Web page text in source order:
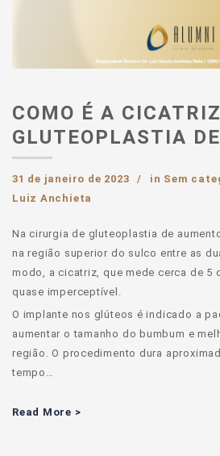
COMO É A
GLUTEOPLASTIA
31 de janeiro de 2023 in Sem
Luiz Anchieta
Na cirurgia de gluteoplastia de
na região superior do sulco entre as
modo, a cicatriz, que mede cerca de 5
quase imperceptível.
O implante nos glúteos é indicado a
aumentar o tamanho do bumbum e
região. O procedimento dura
tempo…
Read More >